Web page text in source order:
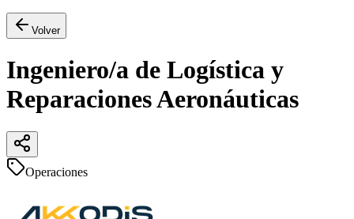
Volver
Ingeniero/a de Logística y
Reparaciones Aeronáuticas
Operaciones